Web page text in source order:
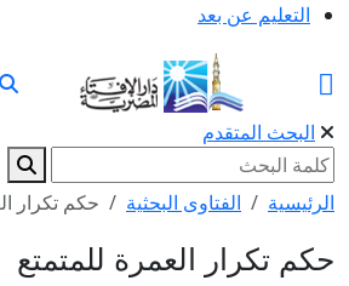
التعليم عن بعد
البحث المتقدم
الرئيسية الفتاوى البحثية حكم تكرار
حكم تكرار العمرة للمتمتع